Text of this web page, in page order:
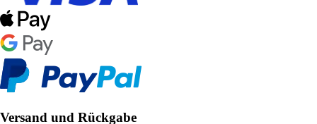
Versand und Rückgabe